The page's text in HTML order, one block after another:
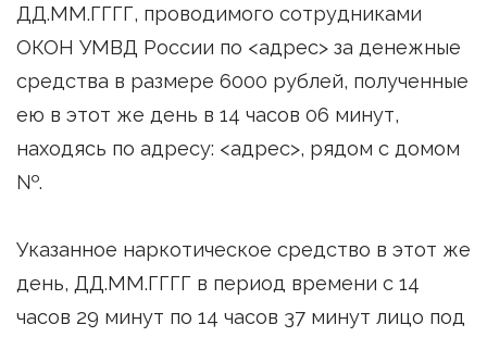
ДД.ММ.ГГГГ, проводимого сотрудниками
ОКОН УМВД России по <адрес> за денежные
средства в размере 6000 рублей, полученные
ею в этот же день в 14 часов 06 минут,
находясь по адресу: <адрес>, рядом с домом
№.
Указанное наркотическое средство в этот же
день, ДД.ММ.ГГГГ в период времени с 14
часов 29 минут по 14 часов 37 минут лицо под